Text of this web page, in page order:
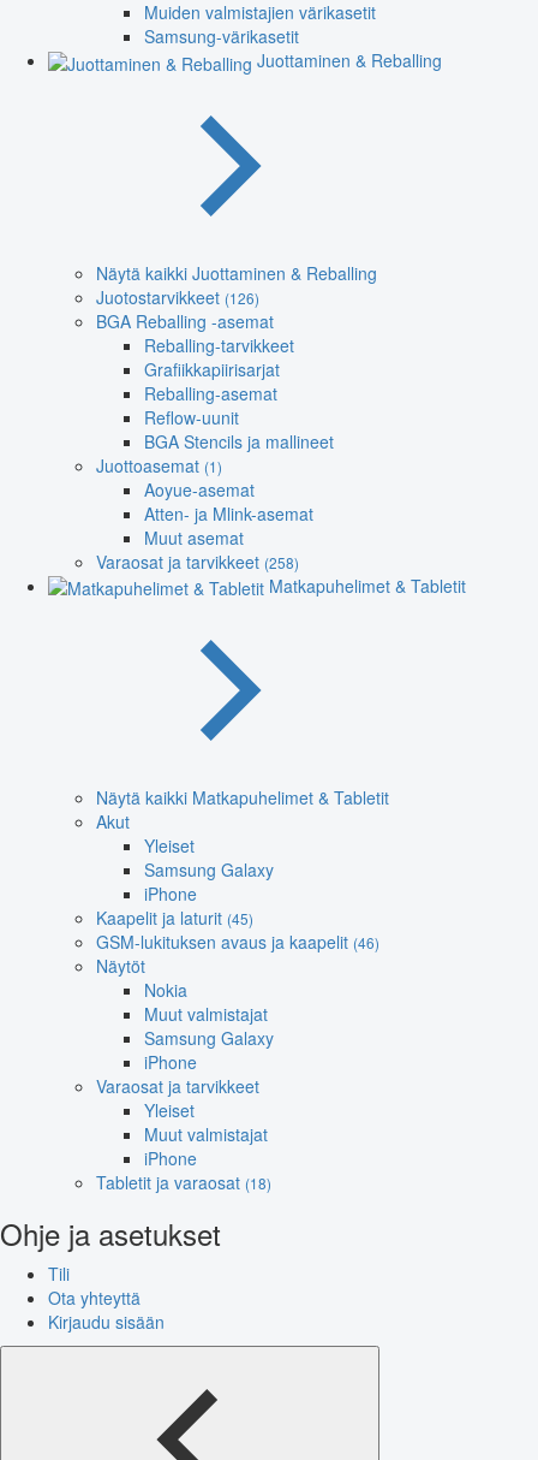
Muiden valmistajien värikasetit
Samsung-värikasetit
Juottaminen & Reballing
Näytä kaikki Juottaminen & Reballing
Juotostarvikkeet (126)
BGA Reballing -asemat
Reballing-tarvikkeet
Grafiikkapiirisarjat
Reballing-asemat
Reflow-uunit
BGA Stencils ja mallineet
Juottoasemat (1)
Aoyue-asemat
Atten- ja Mlink-asemat
Muut asemat
Varaosat ja tarvikkeet (258)
Matkapuhelimet & Tabletit
Näytä kaikki Matkapuhelimet & Tabletit
Akut
Yleiset
Samsung Galaxy
iPhone
Kaapelit ja laturit (45)
GSM-lukituksen avaus ja kaapelit (46)
Näytöt
Nokia
Muut valmistajat
Samsung Galaxy
iPhone
Varaosat ja tarvikkeet
Yleiset
Muut valmistajat
iPhone
Tabletit ja varaosat (18)
Ohje ja asetukset
Tili
Ota yhteyttä
Kirjaudu sisään